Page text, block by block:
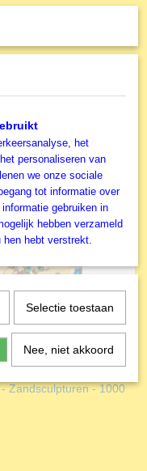
Pashley
Zandsculpturen - 1000
het
personaliseren van
we onze sociale
tot informatie over
gebruiken in
hebben verzameld
hen hebt verstrekt.
Selectie toestaan
Nee, niet akkoord